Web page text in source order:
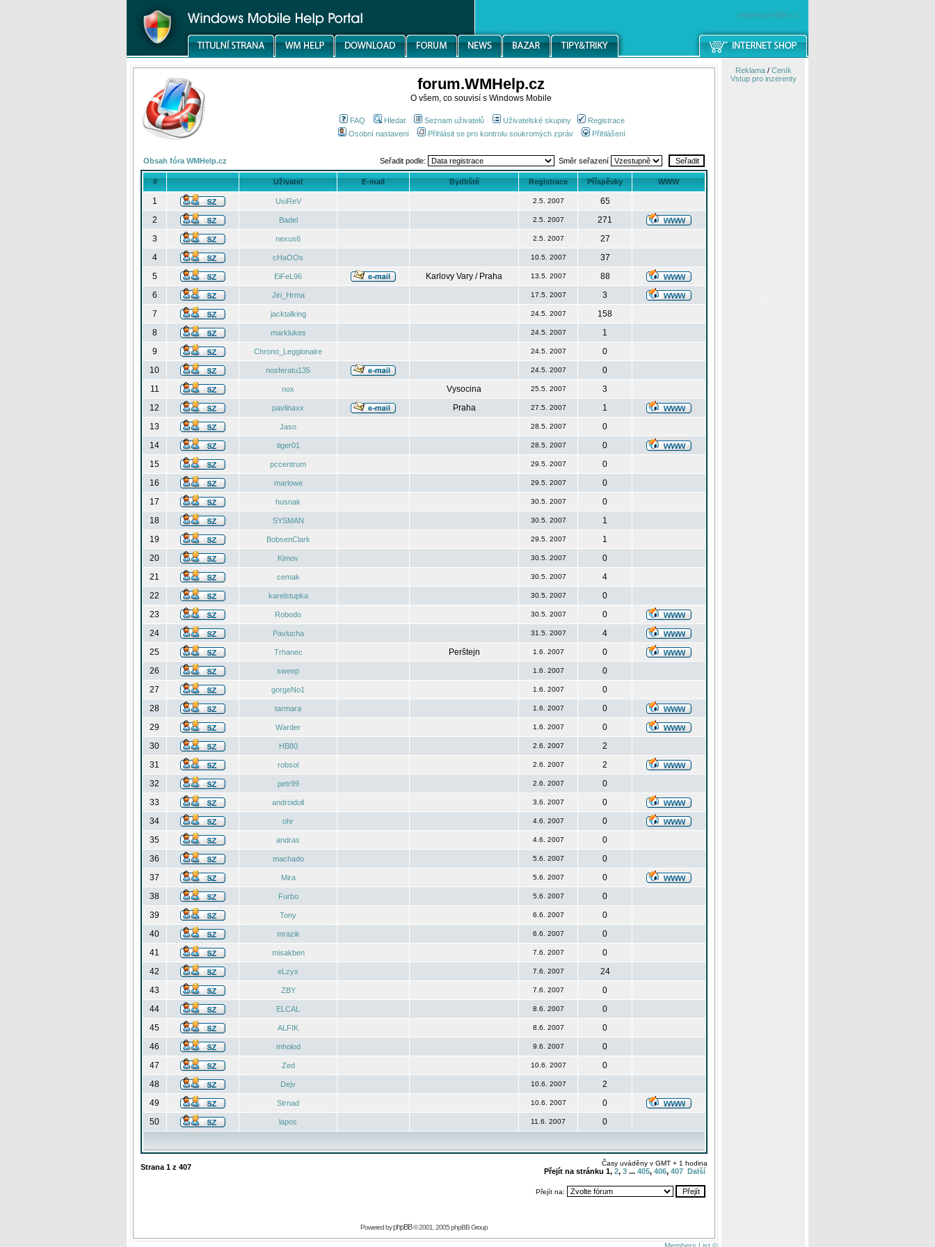
windowsmobile.cz
forum.WMHelp.cz
O všem, co souvisí s Windows Mobile
FAQ Hledat Seznam uživatelů Uživatelské skupiny
Registrace
Osobní nastavení
Přihlásit se pro kontrolu soukromých zpráv Přihlášení
Obsah fóra WMHelp.cz Seřadit podle: Směr seřazení
# Uživatel E-mail Bydliště Registrace Příspěvky WWW
1 UsiReV 2.5. 2007
65
2
Badel 2.5. 2007
271
3
nexus6 2.5. 2007
27
4
cHaOOs 10.5. 2007
37
5
EiFeL96 Karlovy Vary / Praha 13.5. 2007
88
6
Jiri_Hrma 17.5. 2007
3
7
jacktalking 24.5. 2007
158
8
marklukes 24.5. 2007
1
9
Chrono_Leggionaire 24.5. 2007
0
10
nosferatu135 24.5. 2007
0
11
nox Vysocina 25.5. 2007
3
12
pavlinaxx Praha 27.5. 2007
1
13
Jaso 28.5. 2007
0
14
tiger01 28.5. 2007
0
15
pccentrum 29.5. 2007
0
16
marlowe 29.5. 2007
0
17
husnak 30.5. 2007
0
18
SYSMAN 30.5. 2007
1
19
BobsenClark 29.5. 2007
1
20
Kimov 30.5. 2007
0
21
cemak 30.5. 2007
4
22
karelstupka 30.5. 2007
0
23
Robodo 30.5. 2007
0
24
Pavlucha 31.5. 2007
4
25
Trhanec Perštejn 1.6. 2007
0
26
sweep 1.6. 2007
0
27
gorgeNo1 1.6. 2007
0
28
tarmara 1.6. 2007
0
29
Warder 1.6. 2007
0
30
HB80 2.6. 2007
2
31
robsol 2.6. 2007
2
32
petr99 2.6. 2007
0
33
androidoll 3.6. 2007
0
34
ohr 4.6. 2007
0
35
andras 4.6. 2007
0
36
machado 5.6. 2007
0
37
Mira 5.6. 2007
0
38
Furbo 5.6. 2007
0
39
Tony 6.6. 2007
0
40
mrazik 6.6. 2007
0
41
misakben 7.6. 2007
0
42
eLzyx 7.6. 2007
24
43
ZBY 7.6. 2007
0
44
ELCAL 8.6. 2007
0
45
ALFIK 8.6. 2007
0
46
mholod 9.6. 2007
0
47
Zed 10.6. 2007
0
48
Dejv 10.6. 2007
2
49
Strnad 10.6. 2007
0
50
lapos 11.6. 2007 0
Strana 1 z 407 Časy uváděny v GMT + 1 hodina
Přejít na stránku 1, 2, 3 ... 405, 406, 407 Další
Přejít na:
Powered byphpBB© 2001, 2005 phpBB Group
Reklama/ Ceník
Vstup pro inzerenty